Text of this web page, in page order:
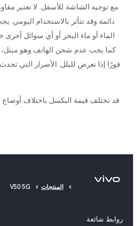
مع توجيه الشاشة للأسفل. لا تعتبر
دائمة وقد تتأثر بالاستخدام
الماء أو ماء البحر أو أي سوائل أخرى
كما يجب عدم شحن الهاتف وهو مبتل،
فورًا إذا تعرض للبلل. الأضرار التي
المنتجات V50 5G
روابط شائعة